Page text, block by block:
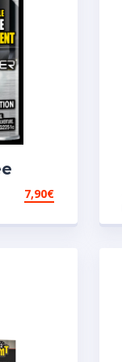
7,90€